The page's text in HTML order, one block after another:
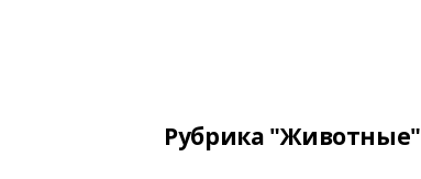
Рубрика "Животные"